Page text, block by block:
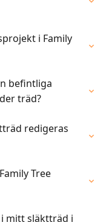
i Family
befintliga
träd?
redigeras
Tree
mitt släktträd i